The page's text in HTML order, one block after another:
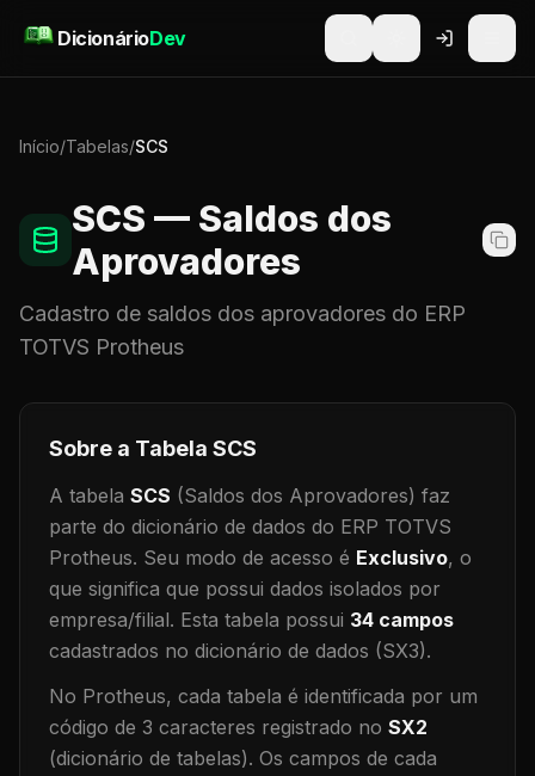
DicionárioDev
Início/Tabelas/SCS
SCS — Saldos dos
Aprovadores
Cadastro de saldos dos aprovadores do ERP
TOTVS Protheus
Sobre a Tabela SCS
A tabela SCS (Saldos dos Aprovadores) faz
parte do dicionário de dados do ERP TOTVS
Protheus. Seu modo de acesso é Exclusivo, o
que significa que possui dados isolados por
empresa/filial. Esta tabela possui 34 campos
cadastrados no dicionário de dados (SX3).
No Protheus, cada tabela é identificada por um
código de 3 caracteres registrado no SX2
(dicionário de tabelas). Os campos de cada